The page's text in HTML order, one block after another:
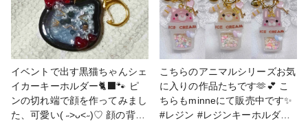
「臨兵闘者皆陣烈在前」の文字
も貼ってますw テプラでわざわ
ざ作りましたw レイちゃんのお
供の烏2羽の概念の黒い羽根を
付けたかったけどいいのが見つ
からず断念。 #シェイカーキー
ホルダー #シャカシャカキーホ
ルダー
イベントで出す黒猫ちゃんシェ
イカーキーホルダー🐈‍⬛🐾 ピ
ンの切れ端で顔を作ってみまし
た、可愛い( ˶>ᴗ<˶)♡ 顔の背面
こちらのアニマルシリーズお気
に入りの作品たちです🫶💕 こ
ちらもminneにて販売中です✨
#レジン #レジンキーホルダー